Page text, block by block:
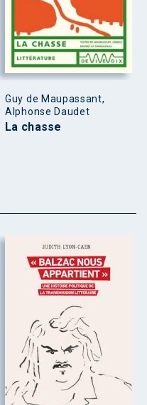
Guy de Maupassant,
Alphonse Daudet
La chasse